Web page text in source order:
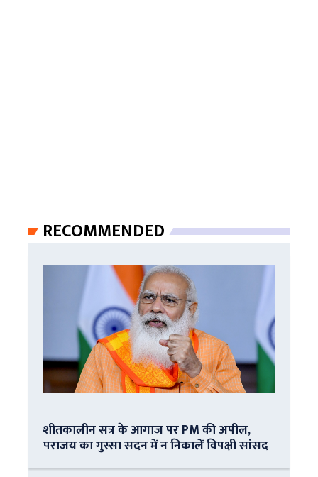
RECOMMENDED
शीतकालीन सत्र के आगाज पर PM की अपील,
पराजय का गुस्सा सदन में न निकालें विपक्षी सांसद